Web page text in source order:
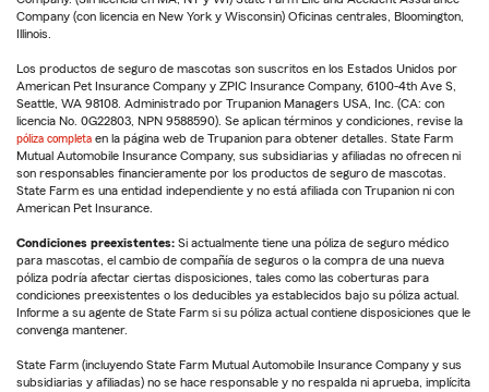
Company (con licencia en New York y Wisconsin) Oficinas centrales, Bloomington,
Illinois.
Los productos de seguro de mascotas son suscritos en los Estados Unidos por
American Pet Insurance Company y ZPIC Insurance Company, 6100-4th Ave S,
Seattle, WA 98108. Administrado por Trupanion Managers USA, Inc. (CA: con
licencia No. 0G22803, NPN 9588590). Se aplican términos y condiciones, revise la
póliza completa en la página web de Trupanion para obtener detalles. State Farm
Mutual Automobile Insurance Company, sus subsidiarias y afiliadas no ofrecen ni
son responsables financieramente por los productos de seguro de mascotas.
State Farm es una entidad independiente y no está afiliada con Trupanion ni con
American Pet Insurance.
Condiciones preexistentes: Si actualmente tiene una póliza de seguro médico
para mascotas, el cambio de compañía de seguros o la compra de una nueva
póliza podría afectar ciertas disposiciones, tales como las coberturas para
condiciones preexistentes o los deducibles ya establecidos bajo su póliza actual.
Informe a su agente de State Farm si su póliza actual contiene disposiciones que le
convenga mantener.
State Farm (incluyendo State Farm Mutual Automobile Insurance Company y sus
subsidiarias y afiliadas) no se hace responsable y no respalda ni aprueba, implícita